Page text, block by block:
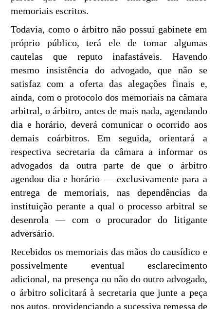
memoriais escritos.
Todavia, como o árbitro não possui gabinete em
próprio público, terá ele de tomar algumas
cautelas que reputo inafastáveis. Havendo
mesmo insistência do advogado, que não se
satisfaz com a oferta das alegações finais e,
ainda, com o protocolo dos memoriais na câmara
arbitral, o árbitro, antes de mais nada, agendando
dia e horário, deverá comunicar o ocorrido aos
demais coárbitros. Em seguida, orientará a
respectiva secretaria da câmara a informar os
advogados da outra parte de que o árbitro
agendou dia e horário — exclusivamente para a
entrega de memoriais, nas dependências da
instituição perante a qual o processo arbitral se
desenrola — com o procurador do litigante
adversário.
Recebidos os memoriais das mãos do causídico e
possivelmente eventual esclarecimento
adicional, na presença ou não do outro advogado,
o árbitro solicitará à secretaria que junte a peça
nos autos, providenciando a sucessiva remessa de